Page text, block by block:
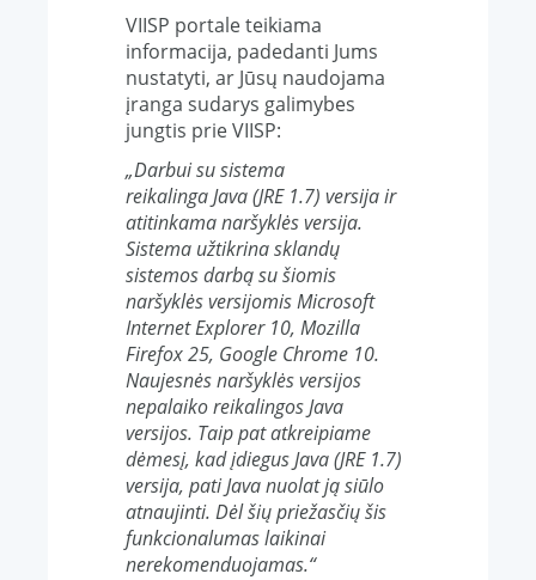
VIISP portale teikiama
informacija, padedanti Jums
nustatyti, ar Jūsų naudojama
įranga sudarys galimybes
jungtis prie VIISP:
„Darbui su sistema
reikalinga Java (JRE 1.7) versija ir
atitinkama naršyklės versija.
Sistema užtikrina sklandų
sistemos darbą su šiomis
naršyklės versijomis Microsoft
Internet Explorer 10, Mozilla
Firefox 25, Google Chrome 10.
Naujesnės naršyklės versijos
nepalaiko reikalingos Java
versijos. Taip pat atkreipiame
dėmesį, kad įdiegus Java (JRE 1.7)
versija, pati Java nuolat ją siūlo
atnaujinti. Dėl šių priežasčių šis
funkcionalumas laikinai
nerekomenduojamas.“